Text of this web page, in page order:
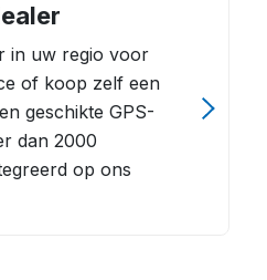
in uw regio voor
of koop zelf een
geschikte GPS-
dan 2000
op ons